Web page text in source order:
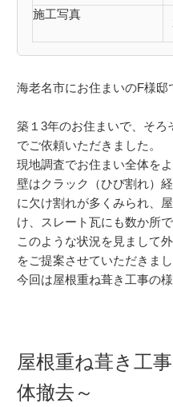
施工写真
海老名市にお住まいのF様邸
築１3年のお住まいで、そ
でご依頼いただきました。
現地調査でお住まい全体を
壁はクラック（ひび割れ）
に欠け割れが多くみられ、
け、スレート瓦にも数か所
このような状況を見まして
をご提案させていただきまし
今回は屋根重ね葺き工事の
屋根重ね葺き工
体撤去～